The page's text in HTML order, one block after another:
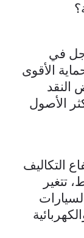
في
الأقوى
النقد
الأصول
التكاليف
تتغير